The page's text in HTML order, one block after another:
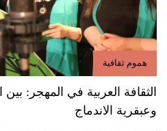
هموم ثقافية
الثقافة العربية في المهجر: بين
وعبقرية الاندماج